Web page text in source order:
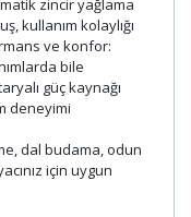
kullanım kolaylığı
ve konfor:
bile
güç kaynağı
deneyimi
dal budama, odun
için uygun